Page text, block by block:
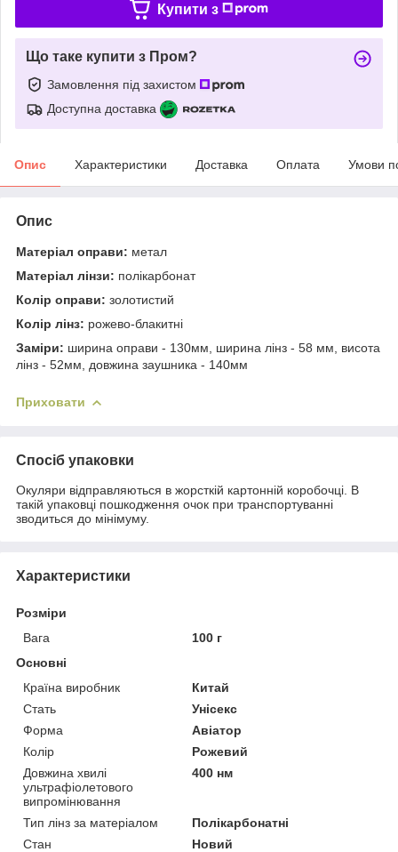
Купити з
Що таке купити з Пром?
Замовлення під захистом
Доступна доставка
Опис Характеристики Доставка Оплата Умови
Опис
Матеріал оправи: метал
Матеріал лінзи: полікарбонат
Колір оправи: золотистий
Колір лінз: рожево-блакитні
Заміри: ширина оправи - 130мм, ширина лінз - 58 мм, висота
лінз - 52мм, довжина заушника - 140мм
Приховати
Спосіб упаковки
Окуляри відправляються в жорсткій картонній коробочці. В
такій упаковці пошкодження очок при транспортуванні
зводиться до мінімуму.
Характеристики
Розміри
Вага
100 г
Основні
Країна виробник
Китай
Стать
Унісекс
Форма
Авіатор
Колір
Рожевий
Довжина хвилі
ультрафіолетового
випромінювання
400 нм
Тип лінз за матеріалом
Полікарбонатні
Стан
Новий